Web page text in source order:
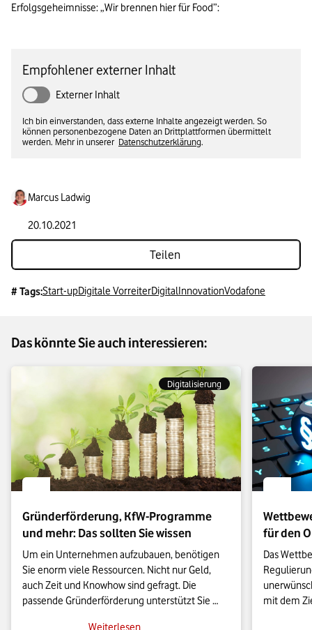
Erfolgsgeheimnisse: „Wir brennen hier für Food”:
Empfohlener externer Inhalt
Externer Inhalt
Ich bin einverstanden, dass externe Inhalte angezeigt werden. So
können personenbezogene Daten an Drittplattformen übermittelt
werden. Mehr in unserer Datenschutzerklärung.
Marcus Ladwig
20.10.2021
Teilen
# Tags:Start-upDigitale VorreiterDigitalInnovationVodafone
Das könnte Sie auch interessieren:
Digitalisierung
Gründerförderung, KfW-Programme
und mehr: Das sollten Sie wissen
Um ein Unternehmen aufzubauen, benötigen
Sie enorm viele Ressourcen. Nicht nur Geld,
auch Zeit und Knowhow sind gefragt. Die
passende Gründerförderung unterstützt Sie
Weiterlesen
für den
Das
mit dem